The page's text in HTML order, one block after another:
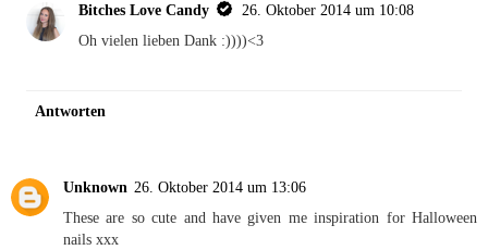
Bitches Love Candy
26. Oktober 2014 um 10:08
Oh vielen lieben Dank :))))<3
Antworten
Unknown 26. Oktober 2014 um 13:06
These are so cute and have given me inspiration for Halloween
nails xxx